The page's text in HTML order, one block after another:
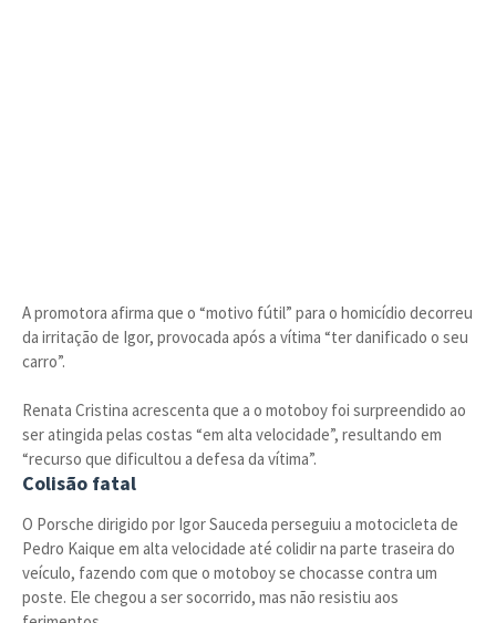
A promotora afirma que o “motivo fútil” para o homicídio decorreu
da irritação de Igor, provocada após a vítima “ter danificado o seu
carro”.
Renata Cristina acrescenta que a o motoboy foi surpreendido ao
ser atingida pelas costas “em alta velocidade”, resultando em
“recurso que dificultou a defesa da vítima”.
Colisão fatal
O Porsche dirigido por Igor Sauceda perseguiu a motocicleta de
Pedro Kaique em alta velocidade até colidir na parte traseira do
veículo, fazendo com que o motoboy se chocasse contra um
poste. Ele chegou a ser socorrido, mas não resistiu aos